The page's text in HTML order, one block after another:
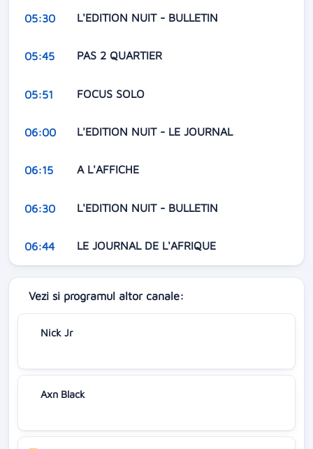
05:30 L'EDITION NUIT - BULLETIN
05:45 PAS 2 QUARTIER
05:51 FOCUS SOLO
06:00 L'EDITION NUIT - LE JOURNAL
06:15 A L'AFFICHE
06:30 L'EDITION NUIT - BULLETIN
06:44 LE JOURNAL DE L'AFRIQUE
Vezi si programul altor canale:
Nick Jr
Axn Black